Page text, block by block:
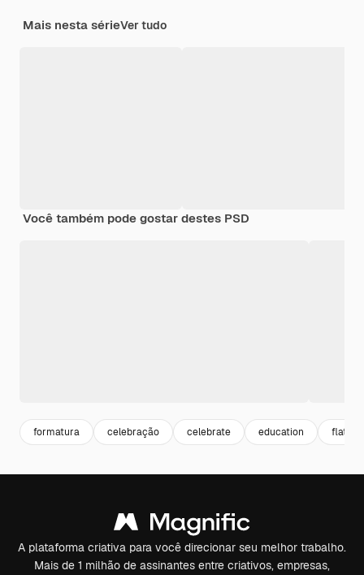
Mais nesta sérieVer tudo
Você também pode gostar destes PSD
formatura celebração celebrate education flat
A plataforma criativa para você direcionar seu melhor trabalho.
Mais de 1 milhão de assinantes entre criativos, empresas,